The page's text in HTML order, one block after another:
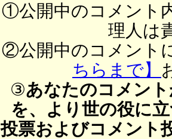
①公開中のコメント
理人は
②公開中のコメント
ちらまで】
③あなたのコメン
を、より世の役に
投票およびコメント